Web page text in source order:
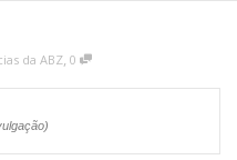
da ABZ, 0